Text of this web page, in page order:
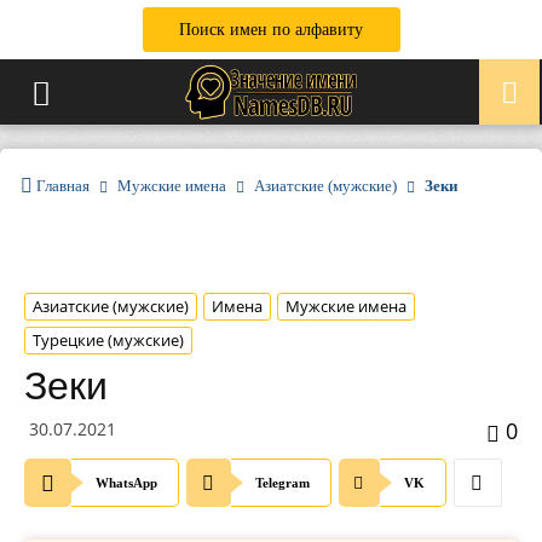
Поиск имен по алфавиту
Главная Мужские имена Азиатские (мужские) Зеки
Азиатские (мужские) Имена
Мужские имена
Турецкие (мужские)
Зеки
30.07.2021 0
WhatsApp Telegram VK